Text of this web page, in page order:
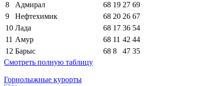
8
Адмирал 68 19 27 69
9
Нефтехимик 68 20 26 67
10 Лада 68 17 36 54
11 Амур 68 11 42 44
12 Барыс 68 8 47 35
Смотреть полную таблицу
Горнолыжные курорты